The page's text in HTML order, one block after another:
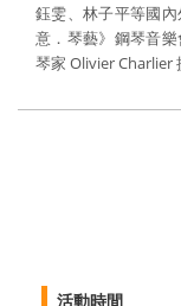
鈺雯、林子平等國
意．琴藝》鋼琴音
琴家 Olivier Charlier
活動時間